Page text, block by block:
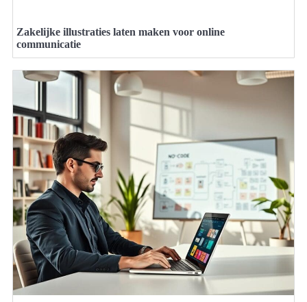
Zakelijke illustraties laten maken voor online
communicatie